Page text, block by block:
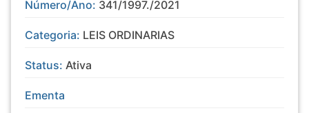
Número/Ano: 341/1997./2021
Categoria: LEIS ORDINARIAS
Status: Ativa
Ementa